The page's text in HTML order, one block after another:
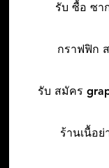
รับ ซื้อ ซา
กราฟฟิก
รับ สมัคร
ร้านเนื้อ